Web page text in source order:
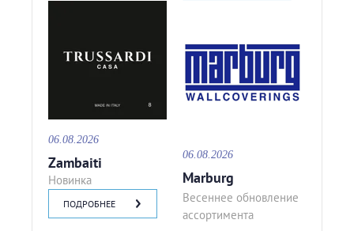
06.08.2026
Zambaiti
Новинка
ПОДРОБНЕЕ
06.08.2026
Marburg
Весеннее обновление
ассортимента